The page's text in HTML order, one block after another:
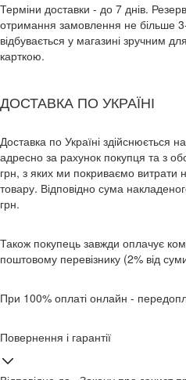
Терміни доставки - до 7 днів.
отримання замовлення не більше
відбувається у магазині зручним
карткою.
ДОСТАВКА ПО УКРАЇНІ
Доставка по Україні здійснюється
адресно за рахунок покупця та з
грн, з яких ми покриваємо витрати
товару. Відповідно сума
грн.
Також покупець завжди оплачує
поштовому перевізнику (2% від
При 100% оплаті онлайн -
Повернення і гарантії